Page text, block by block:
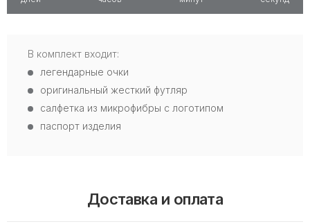
В комплект входит:
легендарные очки
оригинальный жесткий футляр
салфетка из микрофибры с логотипом
паспорт изделия
Доставка и оплата